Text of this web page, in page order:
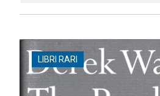
LIBRI RARI